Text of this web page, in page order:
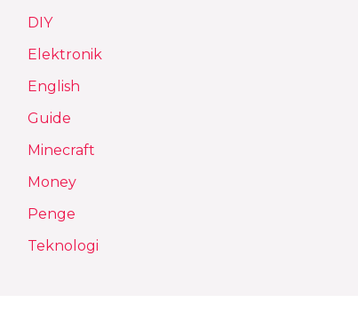
DIY
Elektronik
English
Guide
Minecraft
Money
Penge
Teknologi